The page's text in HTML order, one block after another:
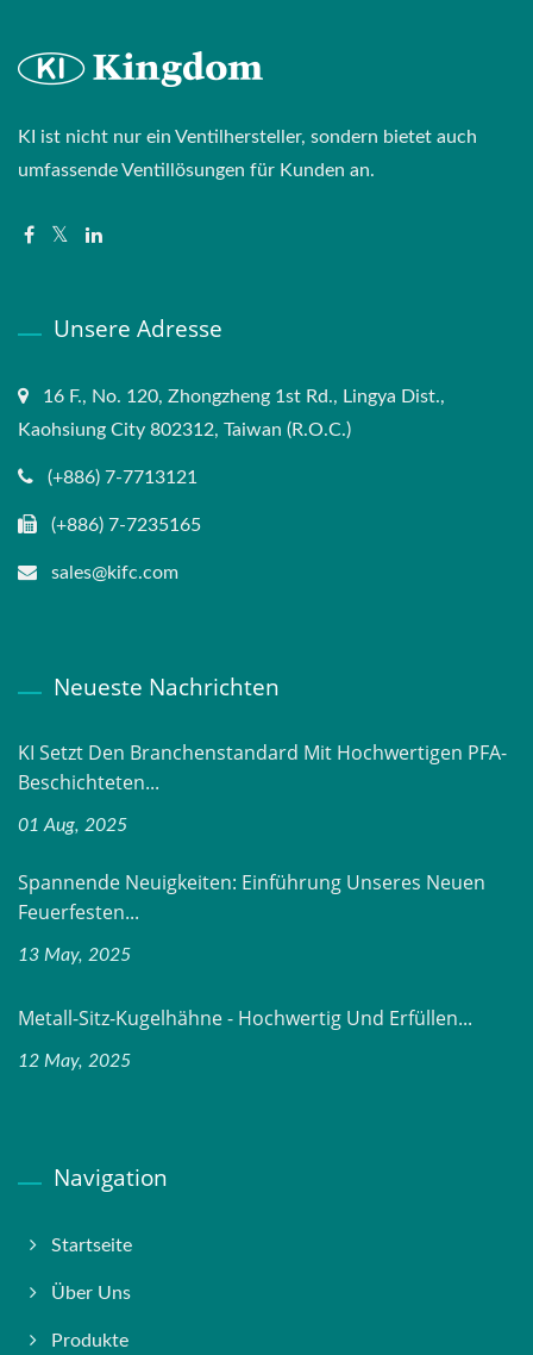
KI ist nicht nur ein Ventilhersteller, sondern bietet auch
umfassende Ventillösungen für Kunden an.
Unsere Adresse
16 F., No. 120, Zhongzheng 1st Rd., Lingya Dist.,
Kaohsiung City 802312, Taiwan (R.O.C.)
(+886) 7-7713121
(+886) 7-7235165
sales@kifc.com
Neueste Nachrichten
KI Setzt Den Branchenstandard Mit Hochwertigen PFA-
Beschichteten...
01 Aug, 2025
Spannende Neuigkeiten: Einführung Unseres Neuen
Feuerfesten...
13 May, 2025
Metall-Sitz-Kugelhähne - Hochwertig Und Erfüllen...
12 May, 2025
Navigation
Startseite
Über Uns
Produkte